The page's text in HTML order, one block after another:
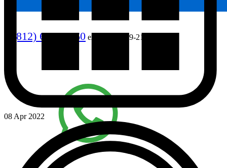
8 (812) 640-90-60 ежедневно, 9-21
08 Apr 2022